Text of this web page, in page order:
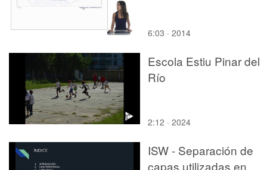
6:03 · 2014
Escola Estiu Pinar del
Río
2:12 · 2024
ISW - Separación de
capas utilizadas en